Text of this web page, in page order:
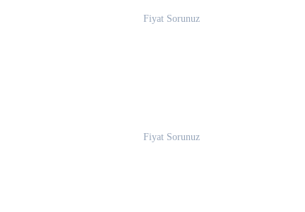
Fiyat Sorunuz
Fiyat Sorunuz